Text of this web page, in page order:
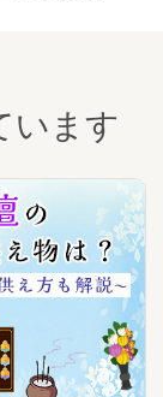
います